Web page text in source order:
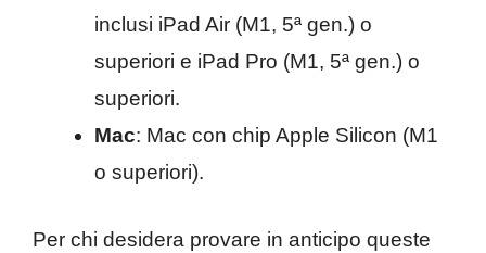
inclusi iPad Air (M1, 5ª gen.) o
superiori e iPad Pro (M1, 5ª gen.) o
superiori.
Mac: Mac con chip Apple Silicon (M1
o superiori).
Per chi desidera provare in anticipo queste